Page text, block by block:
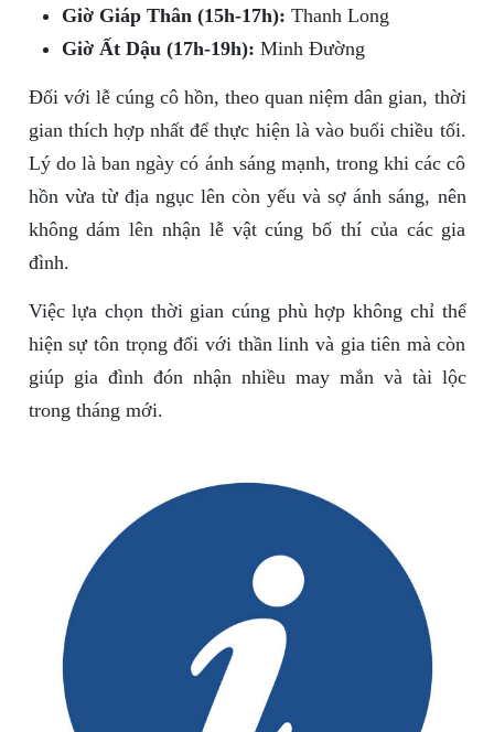
Giờ Giáp Thân (15h-17h): Thanh Long
Giờ Ất Dậu (17h-19h): Minh Đường
Đối với lễ cúng cô hồn, theo quan niệm dân gian, thời
gian thích hợp nhất để thực hiện là vào buổi chiều tối.
Lý do là ban ngày có ánh sáng mạnh, trong khi các cô
hồn vừa từ địa ngục lên còn yếu và sợ ánh sáng, nên
không dám lên nhận lễ vật cúng bố thí của các gia
đình.
Việc lựa chọn thời gian cúng phù hợp không chỉ thể
hiện sự tôn trọng đối với thần linh và gia tiên mà còn
giúp gia đình đón nhận nhiều may mắn và tài lộc
trong tháng mới.